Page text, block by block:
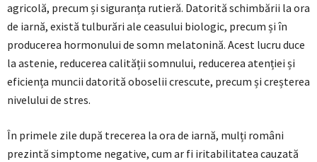
agricolă, precum și siguranța rutieră. Datorită schimbării la ora
de iarnă, există tulburări ale ceasului biologic, precum și în
producerea hormonului de somn melatonină. Acest lucru duce
la astenie, reducerea calității somnului, reducerea atenției și
eficiența muncii datorită oboselii crescute, precum și creșterea
nivelului de stres.
În primele zile după trecerea la ora de iarnă, mulți români
prezintă simptome negative, cum ar fi iritabilitatea cauzată